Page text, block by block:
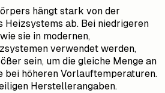
hängt stark von der
ab. Bei niedrigeren
sie in modernen,
verwendet werden,
sein, um die gleiche Menge an
bei höheren Vorlauftemperaturen.
Herstellerangaben.